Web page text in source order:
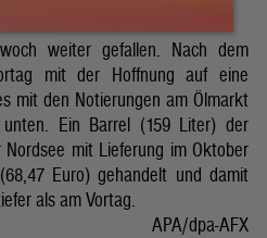
weiter gefallen. Nach dem
mit der Hoffnung auf eine
mit den Notierungen am Ölmarkt
Ein Barrel (159 Liter) der
mit Lieferung im Oktober
Euro) gehandelt und damit
als am Vortag.
APA/dpa-AFX